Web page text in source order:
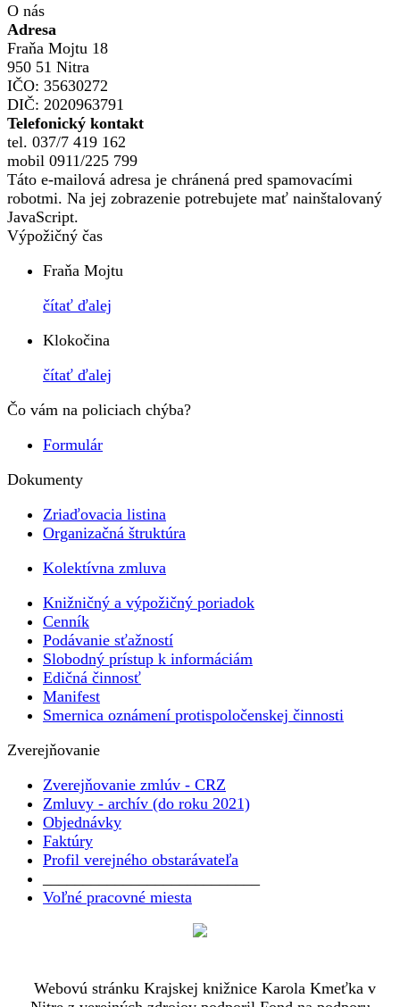
O nás
Adresa
Fraňa Mojtu 18
950 51 Nitra
IČO: 35630272
DIČ: 2020963791
Telefonický kontakt
tel. 037/7 419 162
mobil 0911/225 799
Táto e-mailová adresa je chránená pred spamovacími
robotmi. Na jej zobrazenie potrebujete mať nainštalovaný
JavaScript.
Výpožičný čas
Fraňa Mojtu
čítať ďalej
Klokočina
čítať ďalej
Čo vám na policiach chýba?
Formulár
Dokumenty
Zriaďovacia listina
Organizačná štruktúra
Kolektívna zmluva
Knižničný a výpožičný poriadok
Cenník
Podávanie sťažností
Slobodný prístup k informáciám
Edičná činnosť
Manifest
Smernica oznámení protispoločenskej činnosti
Zverejňovanie
Zverejňovanie zmlúv - CRZ
Zmluvy - archív (do roku 2021)
Objednávky
Faktúry
Profil verejného obstarávateľa
Voľné pracovné miesta
Webovú stránku Krajskej knižnice Karola Kmeťka v